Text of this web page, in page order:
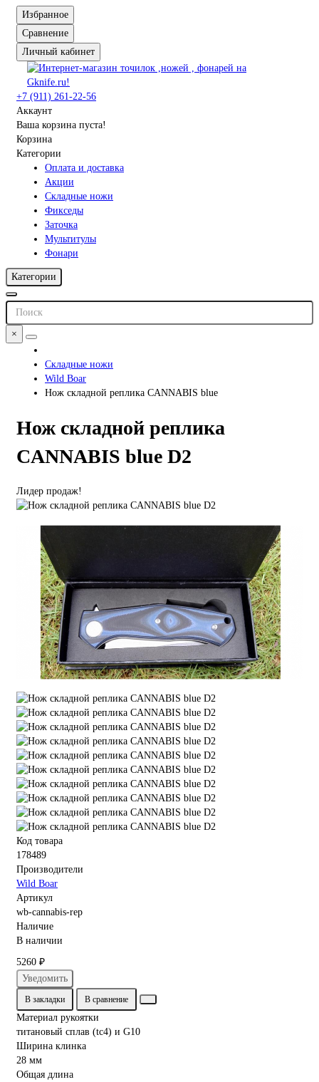
Избранное
Сравнение
Личный кабинет
+7 (911) 261-22-56
Аккаунт
Ваша корзина пуста!
Корзина
Категории
Оплата и доставка
Акции
Складные ножи
Фикседы
Заточка
Мультитулы
Фонари
Категории
×
Складные ножи
Wild Boar
Нож складной реплика CANNABIS blue
Нож складной реплика
CANNABIS blue D2
Лидер продаж!
Код товара
178489
Производители
Wild Boar
Артикул
wb-cannabis-rep
Наличие
В наличии
5260 ₽
Уведомить
В закладки В сравнение
Материал рукоятки
титановый сплав (tc4) и G10
Ширина клинка
28 мм
Общая длина